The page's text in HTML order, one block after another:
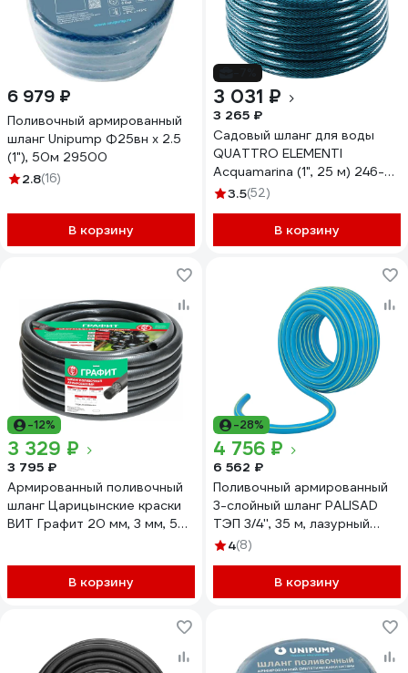
6 979 ₽
Поливочный армированный
шланг Unipump Ф25вн х 2.5
(1"), 50м 29500
2.8(16)
В корзину
3 031 ₽
3 265 ₽
Садовый шланг для воды
QUATTRO ELEMENTI
Acquamarina (1", 25 м) 246-
8383.5(52)
В корзину
-12%
3 329 ₽
3 795 ₽
Армированный поливочный
шланг Царицынские краски
ВИТ Графит 20 мм, 3 мм, 50
В корзину
-28%
4 756 ₽
6 562 ₽
Поливочный армированный
3-слойный шланг PALISAD
ТЭП 3/4'', 35 м, лазурный
PALISAD 67109
4(8)
В корзину